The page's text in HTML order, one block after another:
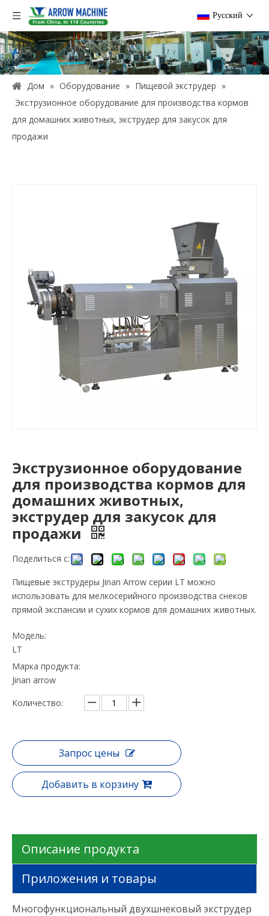
Pусский
Дом » Оборудование » Пищевой экструдер »
Экструзионное оборудование для производства кормов
для домашних животных, экструдер для закусок для
продажи
Экструзионное оборудование
для производства кормов для
домашних животных,
экструдер для закусок для
продажи
Поделиться с:
Пищевые экструдеры Jinan Arrow серии LT можно
использовать для мелкосерийного производства снеков
прямой экспансии и сухих кормов для домашних животных.
Модель:
LT
Марка продукта:
Jinan arrow
Количество:
Запрос цены
Добавить в корзину
Описание продукта
Приложения и товары
Многофункциональный двухшнековый экструдер